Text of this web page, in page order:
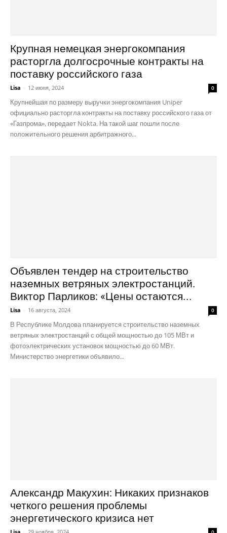
Крупная немецкая энергокомпания
расторгла долгосрочные контракты на
поставку российского газа
Lisa - 12 июня, 2024 0
Крупнейшая по размеру выручки энергокомпания Uniper
официально расторгла контракты на поставку российского газа от
«Газпрома», передает Nokta. На такой шаг пошли после
положительного решения арбитражного...
Объявлен тендер на строительство
наземных ветряных электростанций.
Виктор Парликов: «Цены остаются...
Lisa - 16 августа, 2024 0
В Республике Молдова планируется строительство наземных
ветряных электростанций с общей мощностью до 105 МВт и
фотоэлектрических установок мощностью до 60 МВт.
Министерство энергетики объявило...
Александр Макухин: Никаких признаков
четкого решения проблемы
энергетического кризиса нет